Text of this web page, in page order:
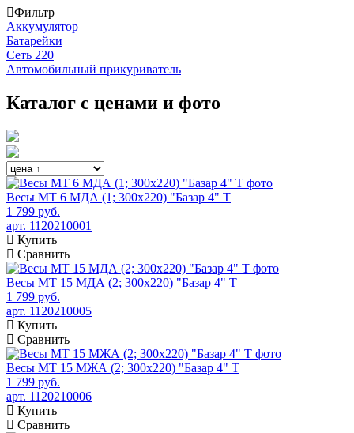
Фильтр
Аккумулятор
Батарейки
Сеть 220
Автомобильный прикуриватель
Каталог с ценами и фото
Весы МТ 6 МДА (1; 300х220) "Базар 4" Т
1 799 руб.
арт. 1120210001
Купить
Сравнить
Весы МТ 15 МДА (2; 300х220) "Базар 4" Т
1 799 руб.
арт. 1120210005
Купить
Сравнить
Весы МТ 15 МЖА (2; 300х220) "Базар 4" Т
1 799 руб.
арт. 1120210006
Купить
Сравнить